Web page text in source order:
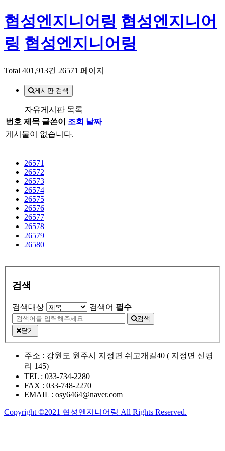
협성엔지니어링 협성엔지니어
링 협성엔지니어링
Total 401,913건 26571 페이지
게시판 검색
자유게시판 목록
번호 제목 글쓴이 조회 날짜
게시물이 없습니다.
26571
26572
26573
26574
26575
26576
26577
26578
26579
26580
검색
검색대상 검색어 필수
검색
닫기
주소 : 강원도 원주시 지정면 쉬고개길40 ( 지정면 신평
리 145)
TEL : 033-734-2280
FAX : 033-748-2270
EMAIL : osy6464@naver.com
Copyright ©2021 협성엔지니어링 All Rights Reserved.